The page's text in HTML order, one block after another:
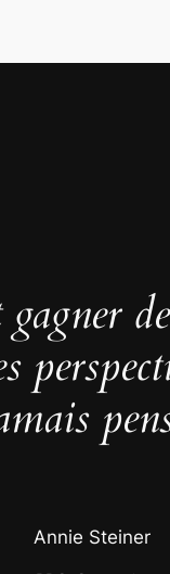
Annie Steiner